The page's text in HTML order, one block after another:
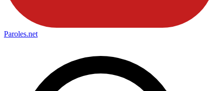
Paroles.net